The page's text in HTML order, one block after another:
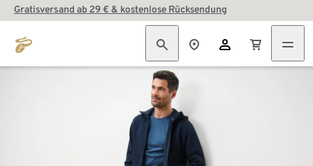
Gratisversand ab 29 € & kostenlose Rücksendung